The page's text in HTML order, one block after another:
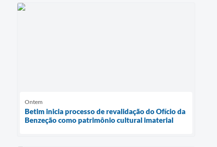
Ontem
Betim inicia processo de revalidação do Ofício da
Benzeção como patrimônio cultural imaterial